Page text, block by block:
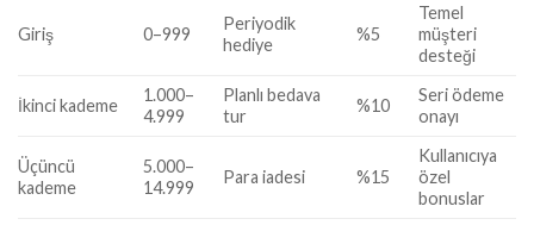
Giriş 0–999
Periyodik
hediye
%5
Temel
müşteri
desteği
İkinci kademe
1.000–
4.999
Planlı bedava
tur
%10
Seri ödeme
onayı
Üçüncü
kademe
5.000–
14.999
Para iadesi %15
Kullanıcıya
özel
bonuslar